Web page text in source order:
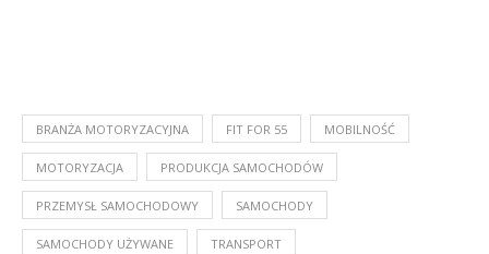
BRANŻA MOTORYZACYJNA FIT FOR 55 MOBILNOŚĆ
MOTORYZACJA PRODUKCJA SAMOCHODÓW
PRZEMYSŁ SAMOCHODOWY SAMOCHODY
SAMOCHODY UŻYWANE TRANSPORT